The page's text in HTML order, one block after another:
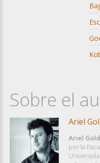
Sobre el
Ariel
Ariel
por la